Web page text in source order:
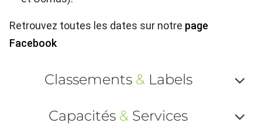
Retrouvez toutes les dates sur notre page
Facebook
Classements & Labels
ou
Capacités & Services